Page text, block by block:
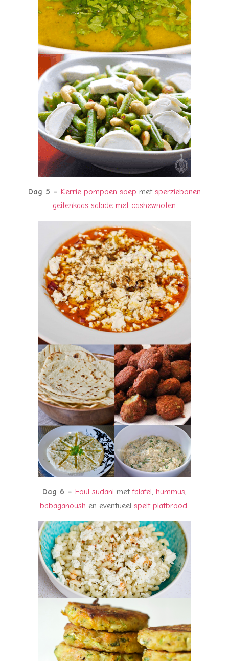
Dag 5 – Kerrie pompoen soep met sperziebonen
geitenkaas salade met cashewnoten
Dag 6 – Foul sudani metfalafel, hummus,
babaganoush en eventueelspelt platbrood.